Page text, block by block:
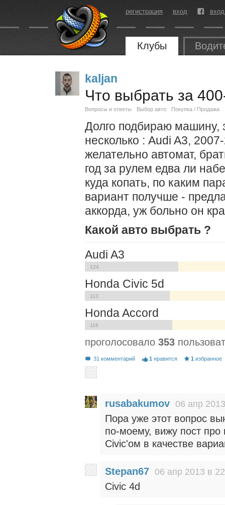
регистрация вход
Клубы
kaljan
Что выбрать за
Вопросы и ответы Выбор авто Покупка / Продажа
Долго подбираю машину,
несколько : Audi A3,
желательно автомат,
год за рулем едва ли
куда копать, по каким
вариант получше -
аккорда, уж больно он
Какой авто выбрать ?
Audi A3
124
Honda Civic 5d
113
Honda Accord
116
проголосовало 353
31 комментарий 1 нравится 1 избранное
rusabakumov 06 апр
Пора уже этот вопрос
по-моему, вижу пост
Civic'ом в качестве
Stepan67 06 апр 2013 в
Civic 4d